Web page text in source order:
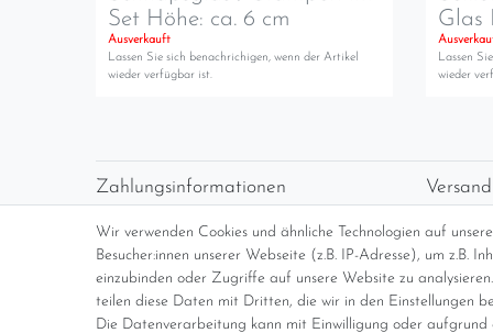
Set Höhe: ca. 6 cm
Ausverkauft
Lassen Sie sich benachrichigen, wenn der Artikel
wieder verfügbar ist.
Glas
Lassen
wieder
Wir verwenden Cookies und ähnliche Technologien auf
Besucher:innen unserer Webseite (z.B. IP-Adresse), um
einzubinden oder Zugriffe auf unsere Website zu
teilen diese Daten mit Dritten, die wir in den Einstellungen
Die Datenverarbeitung kann mit Einwilligung oder
Zahlungsinformationen
Paypal
Abholung